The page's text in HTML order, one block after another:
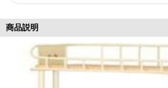
商品説明